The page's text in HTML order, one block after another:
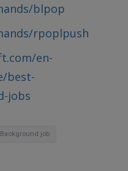
blpop
rpoplpush
en-
best-
jobs
Background job